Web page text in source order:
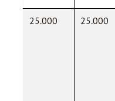
25.000 25.000